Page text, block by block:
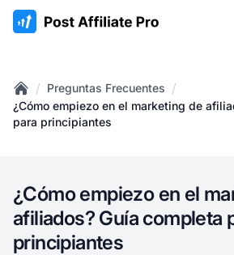
:site.title
Home
/ Preguntas Frecuentes /
¿Cómo empiezo en el marketing de
para principiantes
¿Cómo empiezo en el
afiliados? Guía completa
principiantes